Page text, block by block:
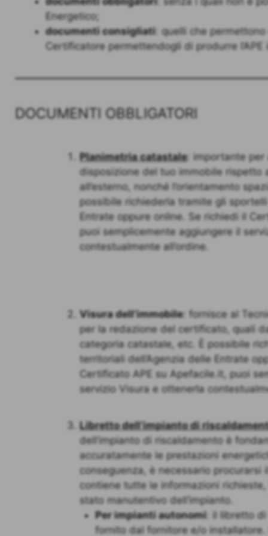
Energetico;
documenti consigliati: quelli che
Certificatore permettendogli di produrre l’APE
DOCUMENTI OBBLIGATORI
Planimetria catastale: importante per
disposizione del tuo immobile rispetto
all’esterno, nonché l’orientamento
possibile richiederla tramite gli
Entrate oppure online. Se richiedi il
puoi semplicemente aggiungere il
contestualmente all’ordine.
Visura dell’immobile: fornisce al
per la redazione del certificato, quali
categoria catastale, etc. È possibile
territoriali dell’Agenzia delle Entrate
Certificato APE su Apefacile.it, puoi
servizio Visura e ottenerla
Libretto dell’impianto di
dell’impianto di riscaldamento è
accuratamente le prestazioni
conseguenza, è necessario procurarsi
contiene tutte le informazioni
stato manutentivo dell’impianto.
Per impianti autonomi: il libretto di
fornito dal fornitore e/o installatore.